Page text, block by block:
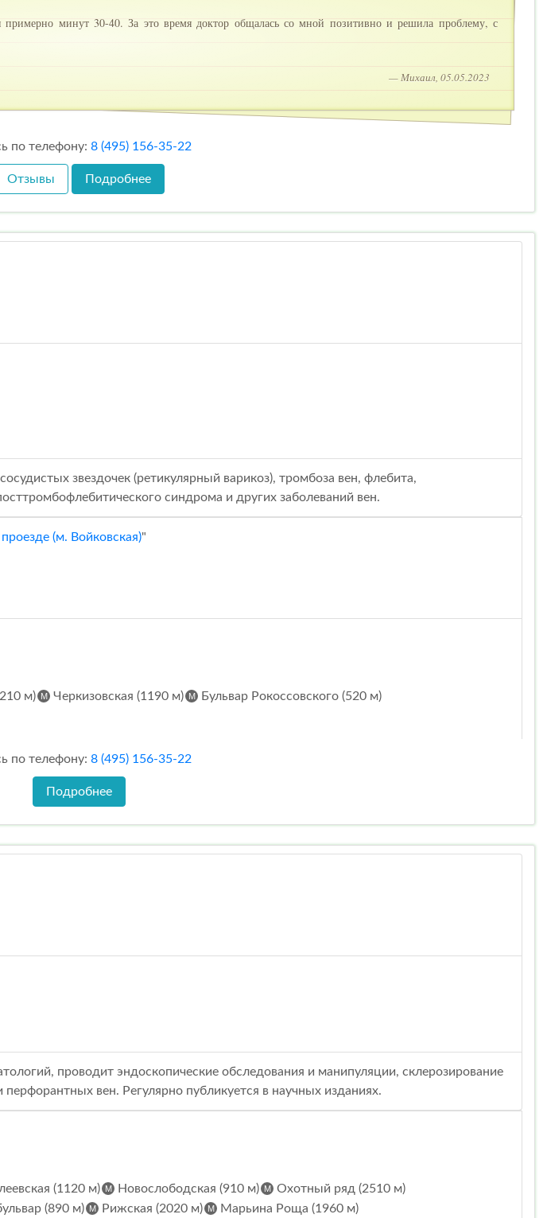
минут 30-40. За это время доктор общалась со мной позитивно и решила проблему, с
— Михаил, 05.05.2023
по телефону: 8 (495) 156-35-22
Отзывы Подробнее
звездочек (ретикулярный варикоз), тромбоза вен, флебита,
синдрома и других заболеваний вен.
(м. Войковская)"
м) Черкизовская (1190 м)
Бульвар Рокоссовского (520 м)
по телефону: 8 (495) 156-35-22
Подробнее
проводит эндоскопические обследования и манипуляции, склерозирование
вен. Регулярно публикуется в научных изданиях.
(1120 м) Новослободская (910 м)
Охотный ряд (2510 м)
(890 м) Рижская (2020 м) Марьина Роща (1960 м)